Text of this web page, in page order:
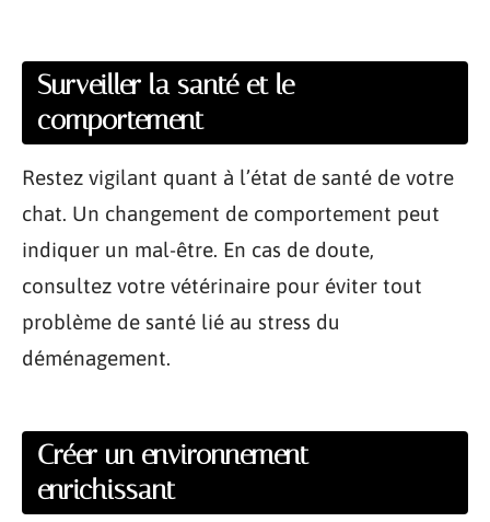
Surveiller la santé et le
comportement
Restez vigilant quant à l’état de santé de votre
chat. Un changement de comportement peut
indiquer un mal-être. En cas de doute,
consultez votre vétérinaire pour éviter tout
problème de santé lié au stress du
déménagement.
Créer un environnement
enrichissant